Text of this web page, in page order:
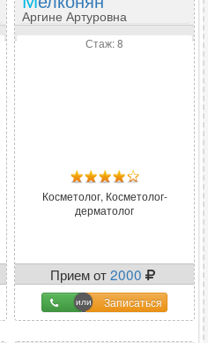
Аргине Артуровна
Стаж: 8
Косметолог, Косметолог-
дерматолог
Прием от2000
Записаться